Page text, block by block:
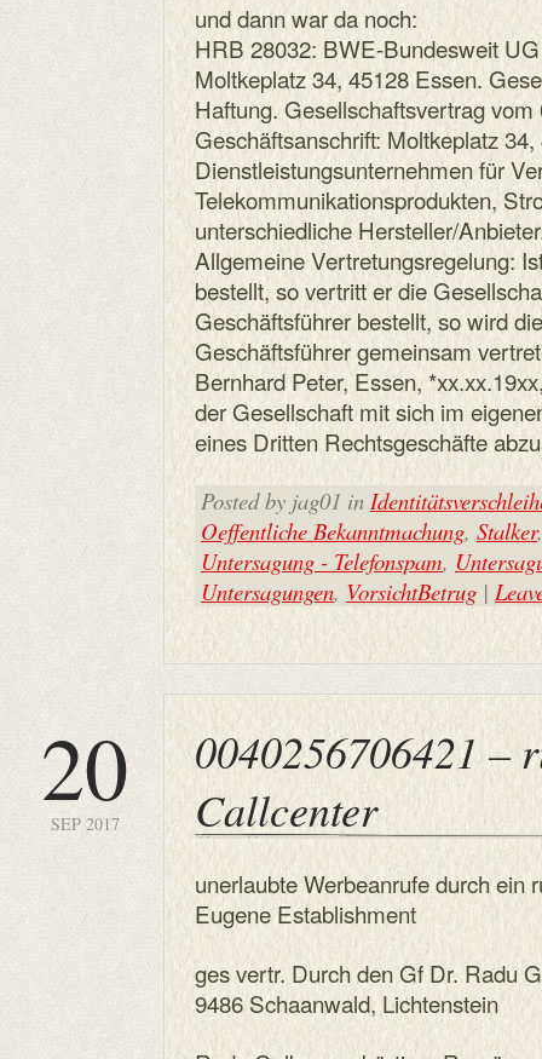
und dann war da noch:
HRB 28032: BWE-Bundesweit
Moltkeplatz 34, 45128 Essen.
Haftung. Gesellschaftsvertrag vom
Geschäftsanschrift: Moltkeplatz
Dienstleistungsunternehmen für
Telekommunikationsprodukten,
unterschiedliche Hersteller/
Allgemeine Vertretungsregelung:
bestellt, so vertritt er die
Geschäftsführer bestellt, so wird
Geschäftsführer gemeinsam
Bernhard Peter, Essen,
der Gesellschaft mit sich im
eines Dritten Rechtsgeschäfte
Posted by jag01 in
Oeffentliche Bekanntmachung, Stalker
Untersagung - Telefonspam,
Untersagungen, VorsichtBetrug |
20
SEP 2017
0040256706421 –
Callcenter
unerlaubte Werbeanrufe durch ein
Eugene Establishment
ges vertr. Durch den Gf Dr. Radu
9486 Schaanwald, Lichtenstein